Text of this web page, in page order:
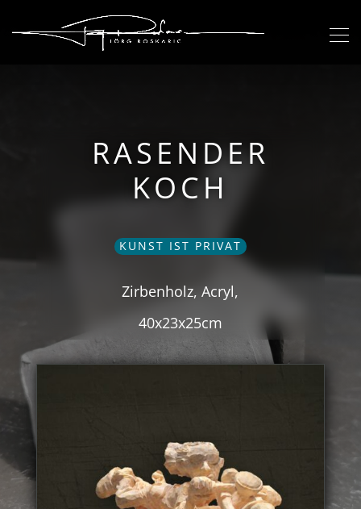
RASENDER
KOCH
KUNST IST PRIVAT
Zirbenholz, Acryl,
40x23x25cm